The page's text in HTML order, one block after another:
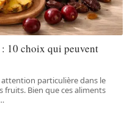
10 choix qui peuvent
particulière dans le
Bien que ces aliments